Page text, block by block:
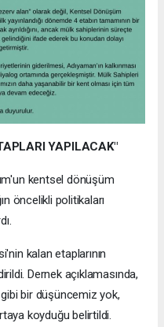
YAPILACAK"
kentsel dönüşüm
öncelikli politikaları
kalan etaplarının
Dernek açıklamasında,
bir düşüncemiz yok,
koyduğu belirtildi.